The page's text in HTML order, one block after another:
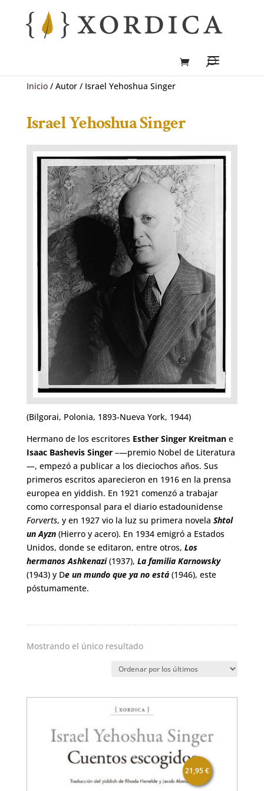
Inicio/ Autor / Israel Yehoshua Singer
Israel Yehoshua Singer
(Bilgorai, Polonia, 1893-Nueva York, 1944)
Hermano de los escritores Esther Singer Kreitmane
Isaac Bashevis Singer–—premio Nobel de Literatura
—, empezó a publicar a los dieciochos años. Sus
primeros escritos aparecieron en 1916 en la prensa
europea en yiddish. En 1921 comenzó a trabajar
como corresponsal para el diario estadounidense
Forverts, y en 1927 vio la luz su primera novela Shtol
un Ayzn(Hierro y acero). En 1934 emigró a Estados
Unidos, donde se editaron, entre otros, Los
hermanos Ashkenazi (1937), La familia Karnowsky
(1943) y De un mundo que ya no está(1946), este
póstumamente.
Mostrando el único resultado
21,95€